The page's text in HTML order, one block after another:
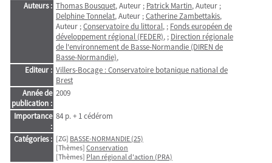
Auteurs : Thomas Bousquet, Auteur ; Patrick Martin, Auteur ;
Delphine Tonnelat, Auteur ;Catherine Zambettakis,
Auteur ;Conservatoire du littoral, ; Fonds européen de
développement régional (FEDER), ; Direction régionale
de l'environnement de Basse-Normandie (DIREN de
Basse-Normandie),
Editeur : Villers-Bocage : Conservatoire botanique national de
Brest
Année de
publication :
2009
Importance
:
84 p. + 1 cédérom
Catégories : [ZG] BASSE-NORMANDIE (25)
[Thèmes] Conservation
[Thèmes] Plan régional d'action (PRA)